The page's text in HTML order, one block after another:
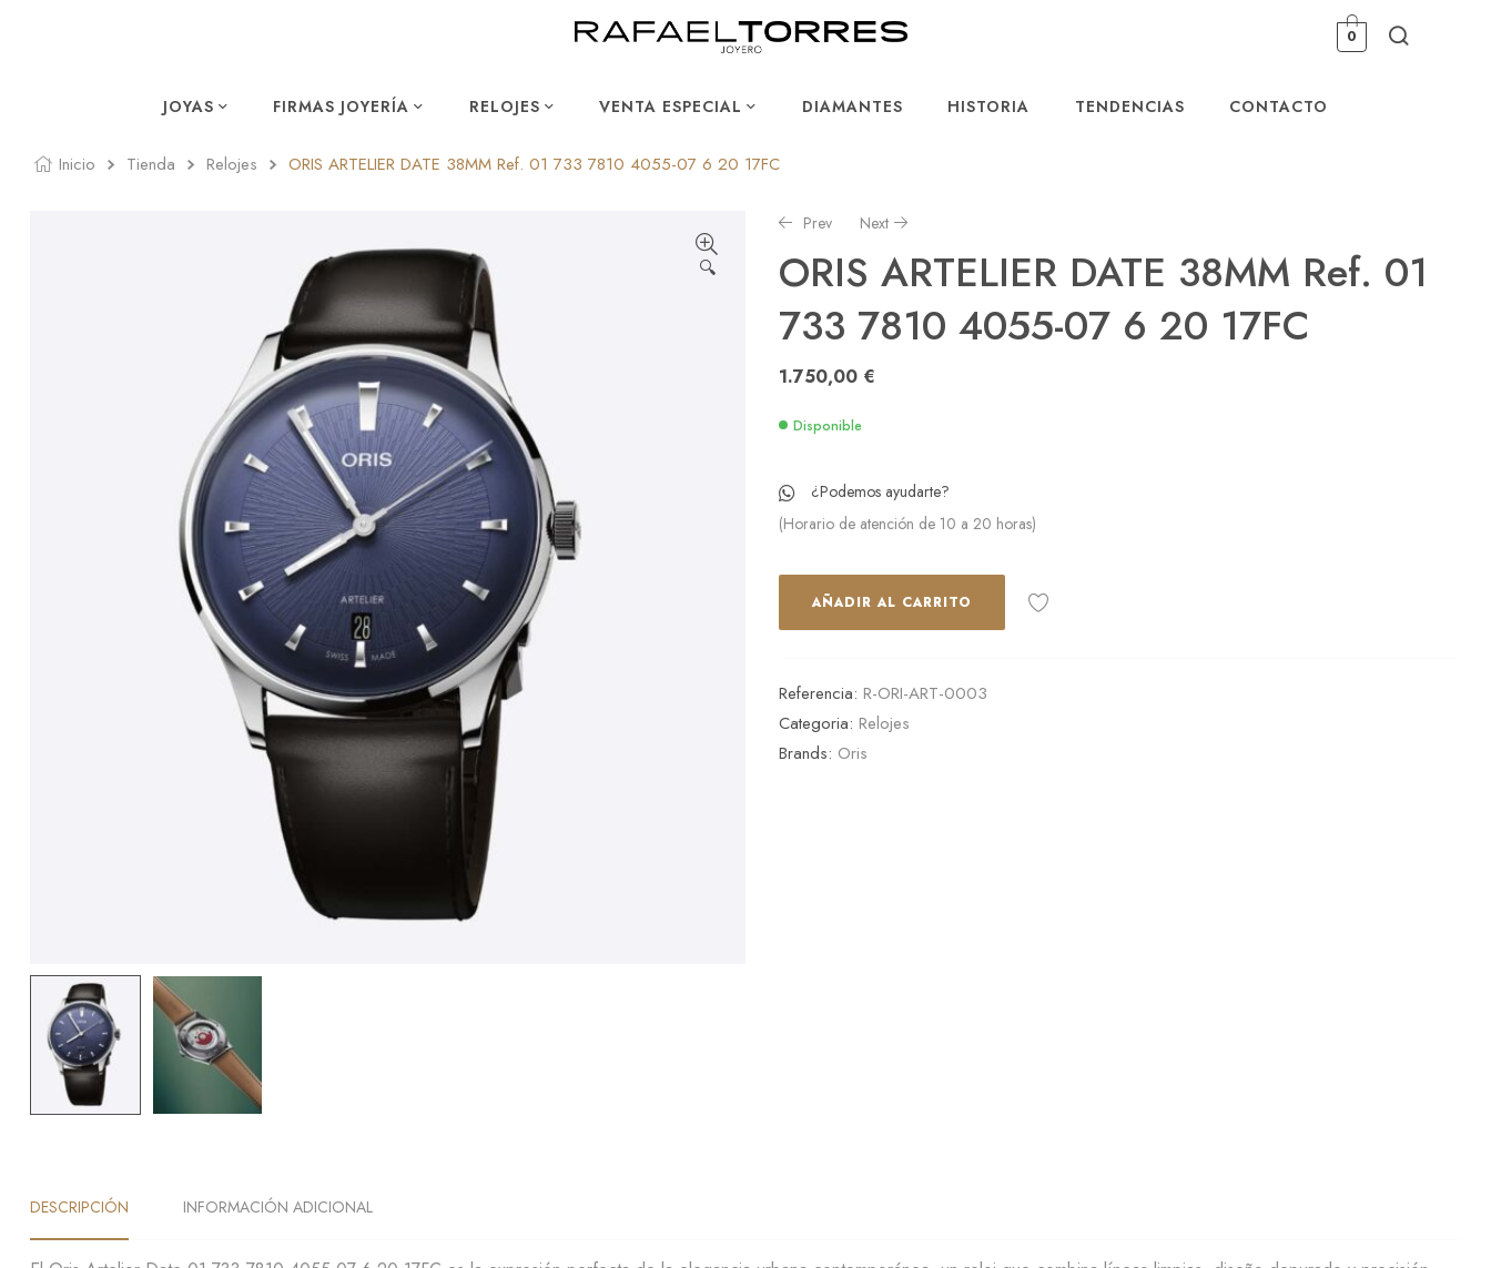
0
JOYAS FIRMAS JOYERÍA RELOJES VENTA ESPECIAL DIAMANTES HISTORIA TENDENCIAS CONTACTO
Inicio Tienda Relojes ORIS ARTELIER DATE 38MM Ref. 01 733 7810 4055-07 6 20 17FC
🔍
Prev
330,00€
Next
395,00€
ORIS ARTELIER DATE 38MM Ref. 01
733 7810 4055-07 6 20 17FC
1.750,00 €
Disponible
¿Podemos ayudarte?
(Horario de atención de 10 a 20 horas)
AÑADIR AL CARRITO
Referencia: R-ORI-ART-0003
Categoria: Relojes
Brands: Oris
DESCRIPCIÓN INFORMACIÓN ADICIONAL